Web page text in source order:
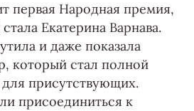
первая Народная премия,
Екатерина Варнава.
и даже показала
который стал полной
присутствующих.
присоединиться к